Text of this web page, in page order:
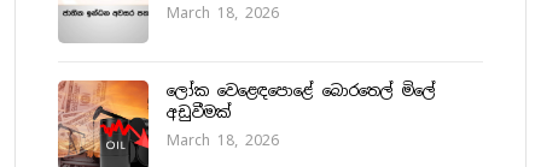
March 18, 2026
ලෝක වෙළෙඳපොළේ බොරතෙල් මිලේ
අඩුවීමක්
March 18, 2026